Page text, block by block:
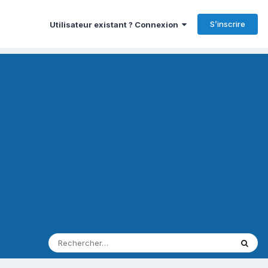
Utilisateur existant ? Connexion S’inscrire